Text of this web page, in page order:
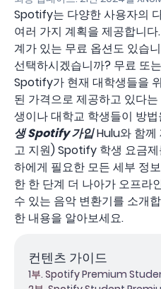
Spotify는 다양한 사용자의
여러 가지 계획을 제공합니
계가 있는 무료 옵션도 있습
선택하시겠습니까? 무료 또
Spotify가 현재 대학생들을
된 가격으로 제공하고 있다
생이나 대학교 학생들이 방
생 Spotify 가입Hulu와 함께
고 지원) Spotify 학생 요금
하에게 필요한 모든 세부 정
한 한 단계 더 나아가 오프라
수 있는 음악 변환기를 소개
한 내용을 알아보세요.
컨텐츠 가이드
1부. Spotify Premium